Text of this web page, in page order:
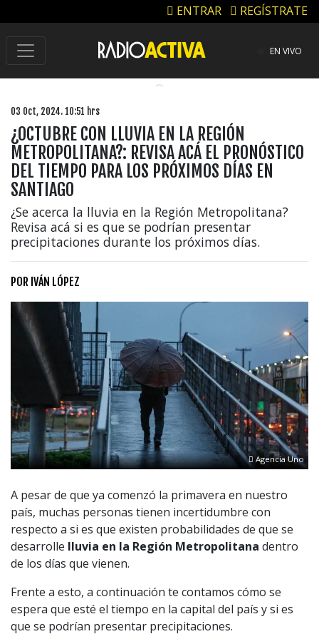
ENTRAR REGÍSTRATE
EN VIVO
03 Oct, 2024. 10:51 hrs
¿OCTUBRE CON LLUVIA EN LA REGIÓN
METROPOLITANA?: REVISA ACÁ EL PRONÓSTICO
DEL TIEMPO PARA LOS PRÓXIMOS DÍAS EN
SANTIAGO
¿Se acerca la lluvia en la Región Metropolitana?
Revisa acá si es que se podrían presentar
precipitaciones durante los próximos días.
POR IVÁN LÓPEZ
Agencia Uno
A pesar de que ya comenzó la primavera en nuestro
país, muchas personas tienen incertidumbre con
respecto a si es que existen probabilidades de que se
desarrolle lluvia en la Región Metropolitana dentro
de los días que vienen.
Frente a esto, a continuación te contamos cómo se
espera que esté el tiempo en la capital del país y si es
que se podrían presentar precipitaciones.